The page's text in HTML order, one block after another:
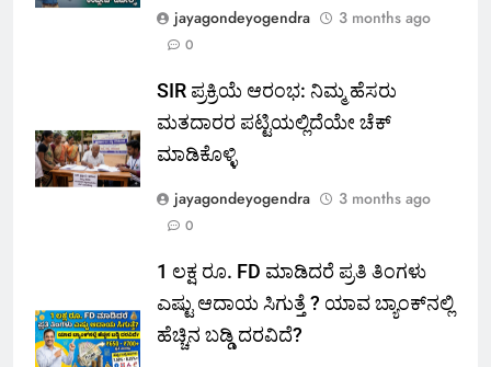
jayagondeyogendra 3 months ago
0
SIR ಪ್ರಕ್ರಿಯೆ ಆರಂಭ: ನಿಮ್ಮ ಹೆಸರು
ಮತದಾರರ ಪಟ್ಟಿಯಲ್ಲಿದೆಯೇ ಚೆಕ್
ಮಾಡಿಕೊಳ್ಳಿ
jayagondeyogendra
3 months ago
0
1 ಲಕ್ಷ ರೂ. FD ಮಾಡಿದರೆ ಪ್ರತಿ ತಿಂಗಳು
ಎಷ್ಟು ಆದಾಯ ಸಿಗುತ್ತೆ ? ಯಾವ ಬ್ಯಾಂಕ್‌ನಲ್ಲಿ
ಹೆಚ್ಚಿನ ಬಡ್ಡಿ ದರವಿದೆ?